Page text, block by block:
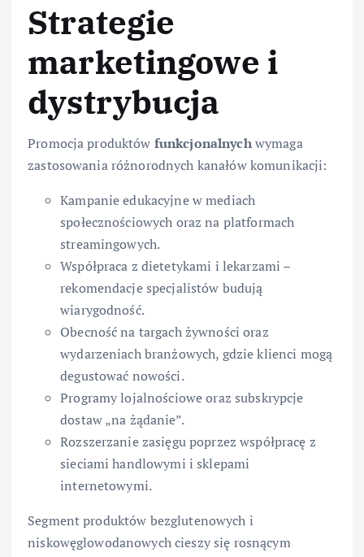
Strategie
marketingowe i
dystrybucja
Promocja produktów funkcjonalnychwymaga
zastosowania różnorodnych kanałów komunikacji:
Kampanie edukacyjne w mediach
społecznościowych oraz na platformach
streamingowych.
Współpraca z dietetykami i lekarzami –
rekomendacje specjalistów budują
wiarygodność.
Obecność na targach żywności oraz
wydarzeniach branżowych, gdzie klienci mogą
degustować nowości.
Programy lojalnościowe oraz subskrypcje
dostaw „na żądanie”.
Rozszerzanie zasięgu poprzez współpracę z
sieciami handlowymi i sklepami
internetowymi.
Segment produktów bezglutenowych i
niskowęglowodanowych cieszy się rosnącym